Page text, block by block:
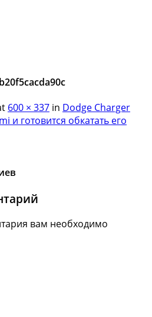
600 × 337in Dodge Charger
и готовится обкатать его
вам необходимо